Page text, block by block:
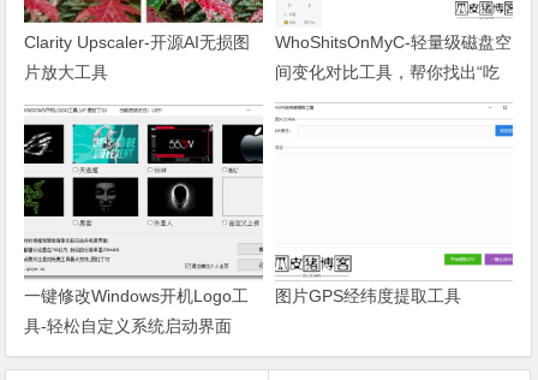
Clarity Upscaler-开源AI无损图
片放大工具
WhoShitsOnMyC-轻量级磁盘空
间变化对比工具，帮你找出“吃
掉”空间的罪魁祸首
一键修改Windows开机Logo工
具-轻松自定义系统启动界面
图片GPS经纬度提取工具